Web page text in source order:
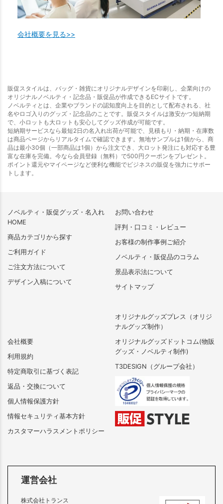
会社概要を見る>>
販促スタイルは、バッグ・雑貨にオリジナルデザインを印刷し、企業向けの
オリジナルノベルティ・記念品・販促品が作成できるECサイトです。
ノベルティとは、企業やブランドの認知度向上を目的として配布される、社
名やロゴ入りのグッズ・記念品のことです。販促スタイルは激安かつ短納期
で、小ロットも大ロットも安心してグッズ作成が可能です。
短納期サービスなら最短2日の名入れ出荷が可能で、見積もり・納期・在庫数
は商品ページからリアルタイムで確認できます。無地サンプルは1個から、商
品は最小30個（一部商品は1個）から注文でき、大ロット発注にも対応する豊
富な在庫を完備。今なら会員登録（無料）で500円クーポンをプレゼント。
ポイント還元やマイページなど便利な機能でビジネスの販促を強力にサポー
トします。
ノベルティ・販促グッズ・名入れ
HOME
商品カテゴリから探す
ご利用ガイド
ご注文方法について
デザイン入稿について
会社概要
利用規約
特定商取引に基づく表記
返品・交換について
個人情報保護方針
情報セキュリティ基本方針
カスタマーハラスメントポリシー
お問い合わせ
評判・口コミ・レビュー
お客様の制作事例ご紹介
ノベルティ・販促品のコラム
景品表示法について
サイトマップ
オリジナルグッズプレス（オリジ
ナルグッズ制作）
オリジナルグッズドットコム(物販
グッズ・ノベルティ制作)
T3DESIGN（グループ会社）
運営会社
株式会社トランス